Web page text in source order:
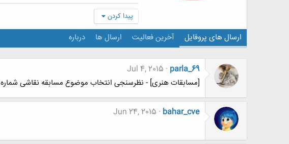
پیدا کردن
ارسال های پروفایل آخرین فعالیت ارسال ها درباره
parla_69
Jul 4, 2015
[مسابقات هنری] - نظرسنجی انتخاب موضوع مسابقه نقاشی شماره 06
bahar_cve
Jun 24, 2015